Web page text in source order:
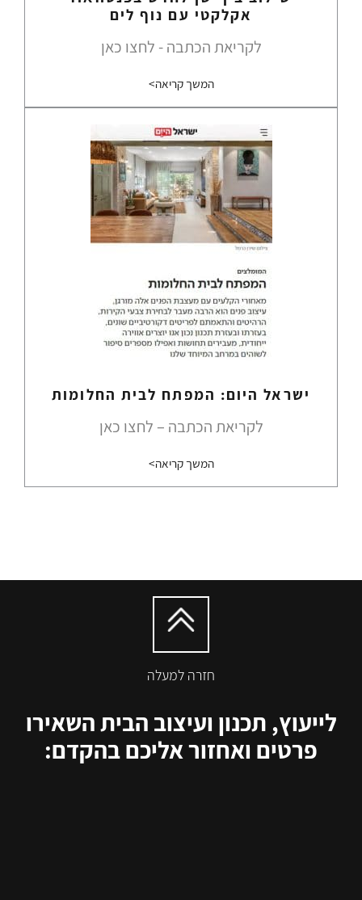
אקלקטי עם נוף לים
לקריאת הכתבה - לחצו כאן
המשך קריאה>
ישראל היום: המפתח לבית החלומות
לקריאת הכתבה – לחצו כאן
המשך קריאה>
חזרה למעלה
לייעוץ, תכנון ועיצוב הבית השאירו
פרטים ואחזור אליכם בהקדם: